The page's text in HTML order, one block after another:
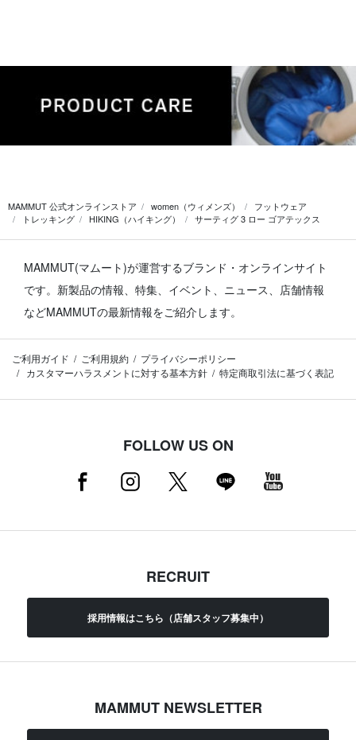
MAMMUT 公式オンラインストア women（ウィメンズ）
フットウェア
トレッキング
HIKING（ハイキング） サーティグ 3 ロー ゴアテックス
MAMMUT(マムート)が運営するブランド・オンラインサイト
です。 新製品の情報、特集、イベント、ニュース、店舗情報
などMAMMUTの最新情報をご紹介します。
ご利用ガイド ご利用規約
プライバシーポリシー
カスタマーハラスメントに対する基本方針
特定商取引法に基づく表記
FOLLOW US ON
RECRUIT
採用情報はこちら（店舗スタッフ募集中）
MAMMUT NEWSLETTER